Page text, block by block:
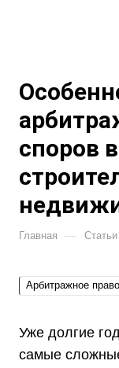
споров
Главная — Статьи
Арбитражное право
Уже долгие
самые